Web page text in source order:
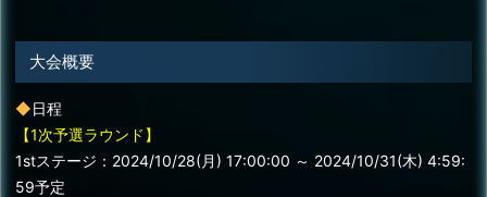
大会概要
◆日程
【1次予選ラウンド】
1stステージ：2024/10/28(月) 17:00:00 ～ 2024/10/31(木) 4:59:
59予定